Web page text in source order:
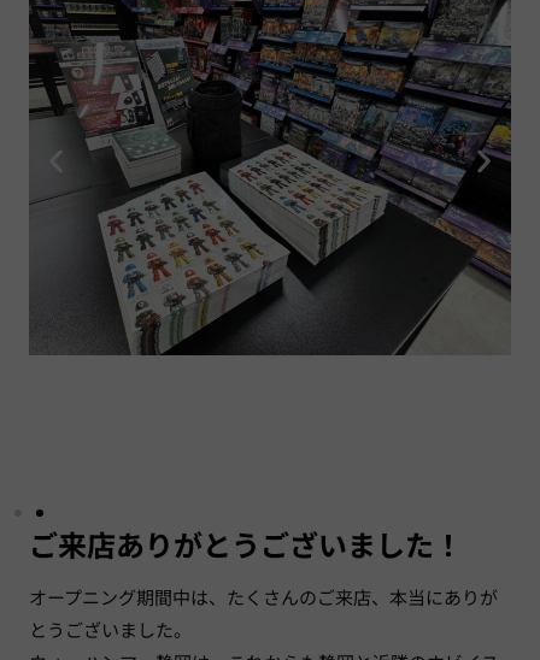
ご来店ありがとうございました！
オープニング期間中は、たくさんのご来店、本当にありが
とうございました。